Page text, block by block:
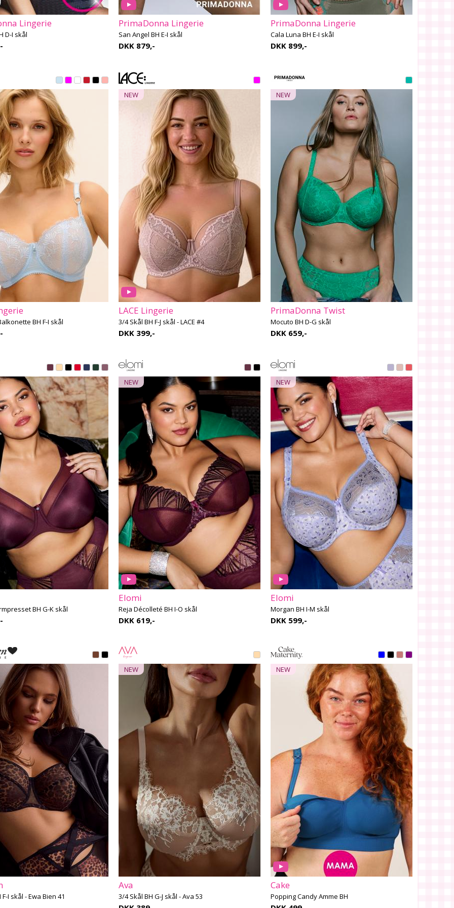
Lingerie
D-I skål
PrimaDonna Lingerie
San Angel BH E-I skål
DKK 879,-
PrimaDonna Lingerie
Cala Luna BH E-I skål
DKK 899,-
BH F-I skål
NEW
LACE Lingerie
3/4 Skål BH F-J skål - LACE #4
DKK 399,-
NEW
PrimaDonna Twist
Mocuto BH D-G skål
DKK 659,-
BH G-K skål
NEW
Elomi
Reja Décolleté BH I-O skål
DKK 619,-
NEW
Elomi
Morgan BH I-M skål
DKK 599,-
I skål - Ewa Bien 41
NEW
Ava
3/4 Skål BH G-J skål - Ava 53
NEW
Cake
Popping Candy Amme BH